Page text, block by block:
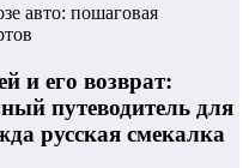
и его возврат:
путеводитель для
русская смекалка